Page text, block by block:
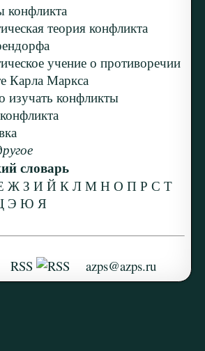
конфликта
теория конфликта
учение о противоречии
Карла Маркса
изучать конфликты
словарь
Ж З И Й К Л М Н О П Р С Т
Э Ю Я
RSS azps@azps.ru